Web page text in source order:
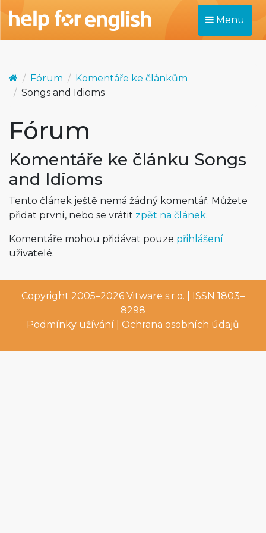
Menu
Fórum
Komentáře ke článkům
Songs and Idioms
Fórum
Komentáře ke článku Songs
and Idioms
Tento článek ještě nemá žádný komentář. Můžete
přidat první, nebo se vrátit zpět na článek.
Komentáře mohou přidávat pouze přihlášení
uživatelé.
Copyright 2005–2026 Vitware s.r.o. | ISSN 1803–
8298
Podmínky užívání
Ochrana osobních údajů